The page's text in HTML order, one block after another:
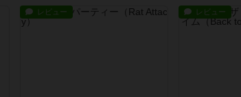
レビュー レビュー